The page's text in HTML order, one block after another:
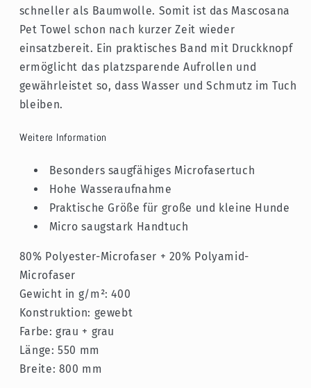
schneller als Baumwolle. Somit ist das Mascosana
Pet Towel schon nach kurzer Zeit wieder
einsatzbereit. Ein praktisches Band mit Druckknopf
ermöglicht das platzsparende Aufrollen und
gewährleistet so, dass Wasser und Schmutz im Tuch
bleiben.
Weitere Information
Besonders saugfähiges Microfasertuch
Hohe Wasseraufnahme
Praktische Größe für große und kleine Hunde
Micro saugstark Handtuch
80% Polyester-Microfaser + 20% Polyamid-
Microfaser
Gewicht in g/m²: 400
Konstruktion: gewebt
Farbe: grau + grau
Länge: 550 mm
Breite: 800 mm